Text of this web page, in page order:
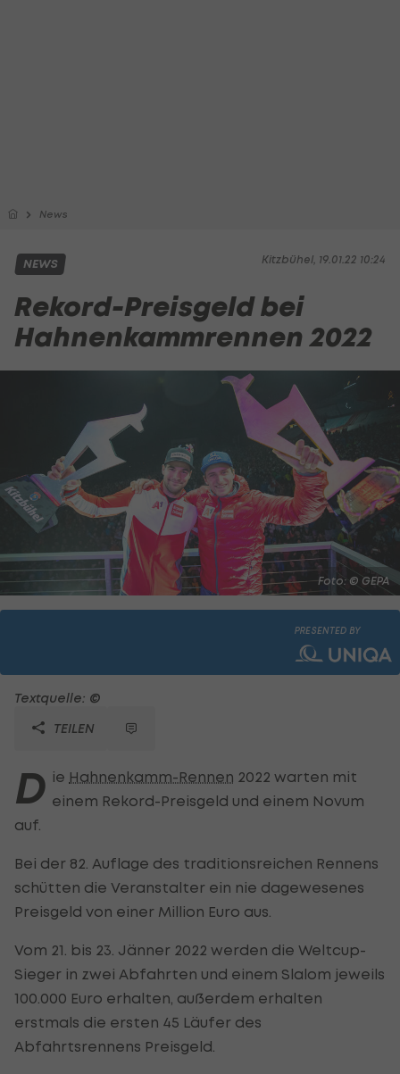
News
Kitzbühel, 19.01.22 10:24
NEWS
Rekord-Preisgeld bei
Hahnenkammrennen 2022
Foto: © GEPA
PRESENTED BY
Textquelle: ©
TEILEN
D ie Hahnenkamm-Rennen 2022 warten mit
einem Rekord-Preisgeld und einem Novum
auf.
Bei der 82. Auflage des traditionsreichen Rennens
schütten die Veranstalter ein nie dagewesenes
Preisgeld von einer Million Euro aus.
Vom 21. bis 23. Jänner 2022 werden die Weltcup-
Sieger in zwei Abfahrten und einem Slalom jeweils
100.000 Euro erhalten, außerdem erhalten
erstmals die ersten 45 Läufer des
Abfahrtsrennens Preisgeld.